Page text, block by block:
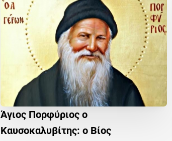
Άγιος Πορφύριος ο
Καυσοκαλυβίτης: ο Βίος